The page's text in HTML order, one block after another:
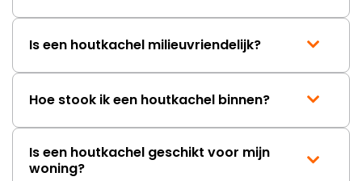
Is een houtkachel milieuvriendelijk?
Hoe stook ik een houtkachel binnen?
Is een houtkachel geschikt voor mijn
woning?